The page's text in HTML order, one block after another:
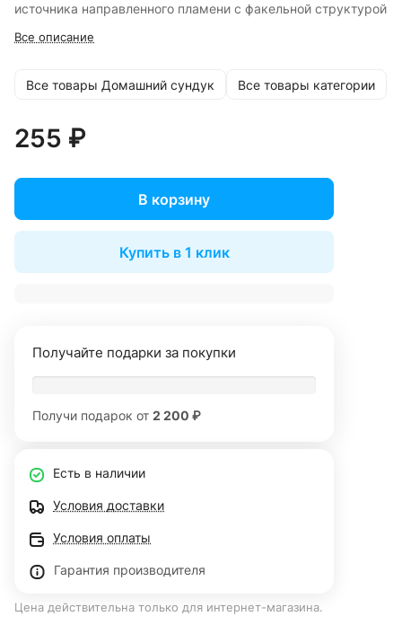
источника направленного пламени с факельной структурой
Все описание
Все товары Домашний сундук Все товары категории
255 ₽
В корзину
Купить в 1 клик
Получайте подарки за покупки
Получи подарок от 2 200 ₽
Есть в наличии
Условия доставки
Условия оплаты
Гарантия производителя
Цена действительна только для интернет-магазина.